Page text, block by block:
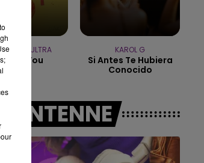
& 54 ULTRA
To You
KAROL G
Si Antes Te Hubiera
Conocido
L'ANTENNE